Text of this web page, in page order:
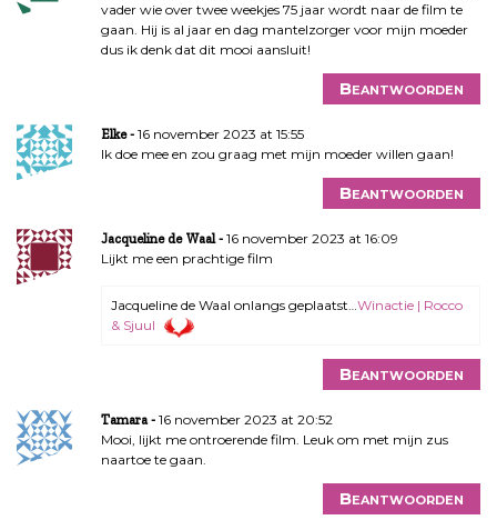
vader wie over twee weekjes 75 jaar wordt naar de film te
gaan. Hij is al jaar en dag mantelzorger voor mijn moeder
dus ik denk dat dit mooi aansluit!
Beantwoorden
Elke
16 november 2023 at 15:55
Ik doe mee en zou graag met mijn moeder willen gaan!
Beantwoorden
Jacqueline de Waal
16 november 2023 at 16:09
Lijkt me een prachtige film
Jacqueline de Waal onlangs geplaatst…Winactie | Rocco
& Sjuul
Beantwoorden
Tamara
16 november 2023 at 20:52
Mooi, lijkt me ontroerende film. Leuk om met mijn zus
naartoe te gaan.
Beantwoorden